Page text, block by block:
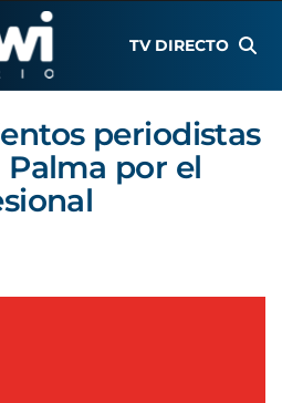
TV DIRECTO
periodistas
por el